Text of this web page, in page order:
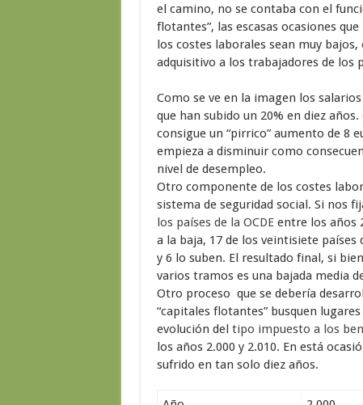
el camino, no se contaba con el
flotantes”, las escasas ocasiones
los costes laborales sean muy bajos,
adquisitivo a los trabajadores de los
Como se ve en la imagen los
que han subido un 20% en diez
consigue un “pirrico” aumento de 8
empieza a disminuir como
nivel de desempleo.
Otro componente de los costes
sistema de seguridad social. Si nos
los países de la OCDEentre los años
a la baja, 17 de los veintisiete
y 6 lo suben. El resultado final, si
varios tramos es una bajada media
Otro proceso que se debería
“capitales flotantes” busquen
evolución del tipo impuesto a los
los años 2.000 y 2.010. En está
sufrido en tan solo diez años.